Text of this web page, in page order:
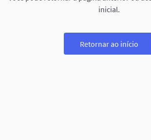
inicial.
Retornar ao início